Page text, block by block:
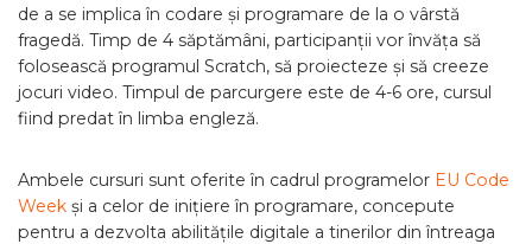
de a se implica în codare și programare de la o vârstă
fragedă. Timp de 4 săptămâni, participanții vor învăța să
folosească programul Scratch, să proiecteze și să creeze
jocuri video. Timpul de parcurgere este de 4-6 ore, cursul
fiind predat în limba engleză.
Ambele cursuri sunt oferite în cadrul programelor EU Code
Week și a celor de inițiere în programare, concepute
pentru a dezvolta abilitățile digitale a tinerilor din întreaga